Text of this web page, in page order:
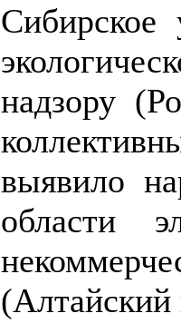
Сибирское
надзору
выявило
области
(Алтайский